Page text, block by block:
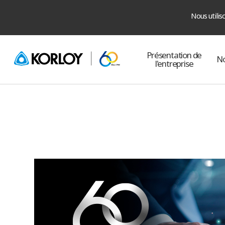
Nous
Présentation de
l'entreprise